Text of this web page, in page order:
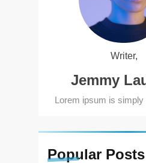
Writer,
Jemmy
Lorem ipsum is
Popular Posts